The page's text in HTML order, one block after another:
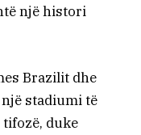
një histori
Brazilit dhe
stadiumi të
duke